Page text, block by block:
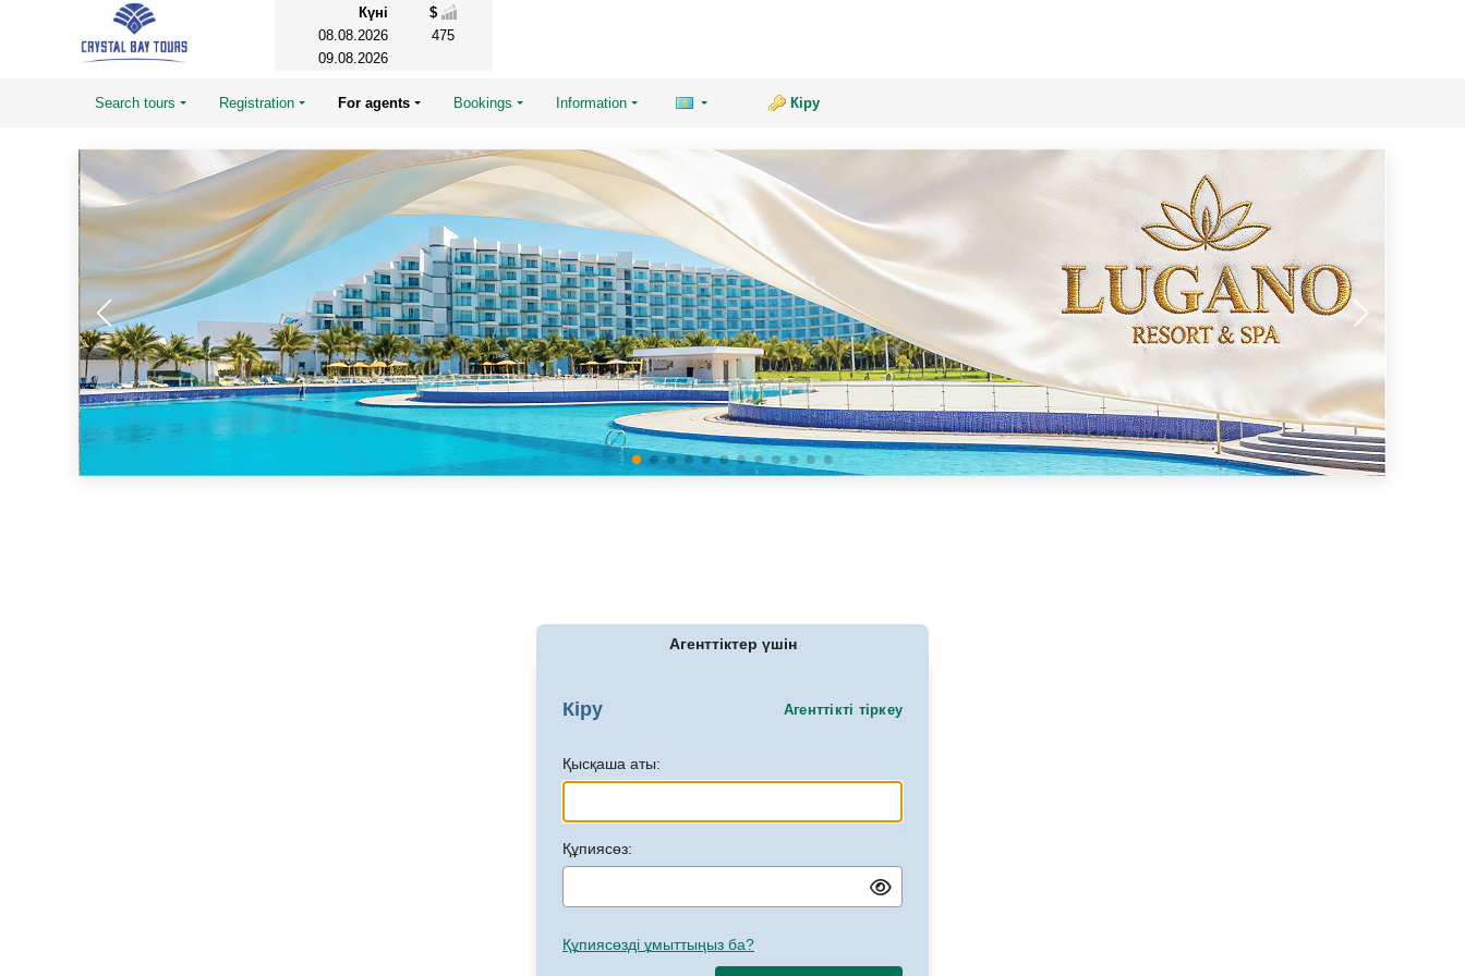
Күні
$
08.08.2026
475
09.08.2026
Search tours Registration For agents Bookings Information Кіру
Агенттіктер үшін
Кіру Агенттікті тіркеу
Қысқаша аты:
Құпиясөз:
Құпиясөзді ұмыттыңыз ба?